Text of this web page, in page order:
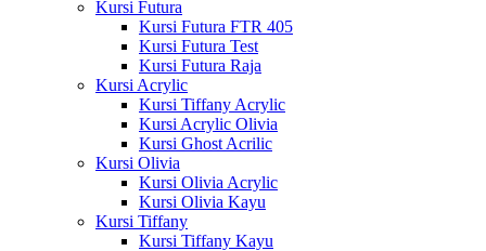
Kursi Futura
Kursi Futura FTR 405
Kursi Futura Test
Kursi Futura Raja
Kursi Acrylic
Kursi Tiffany Acrylic
Kursi Acrylic Olivia
Kursi Ghost Acrilic
Kursi Olivia
Kursi Olivia Acrylic
Kursi Olivia Kayu
Kursi Tiffany
Kursi Tiffany Kayu